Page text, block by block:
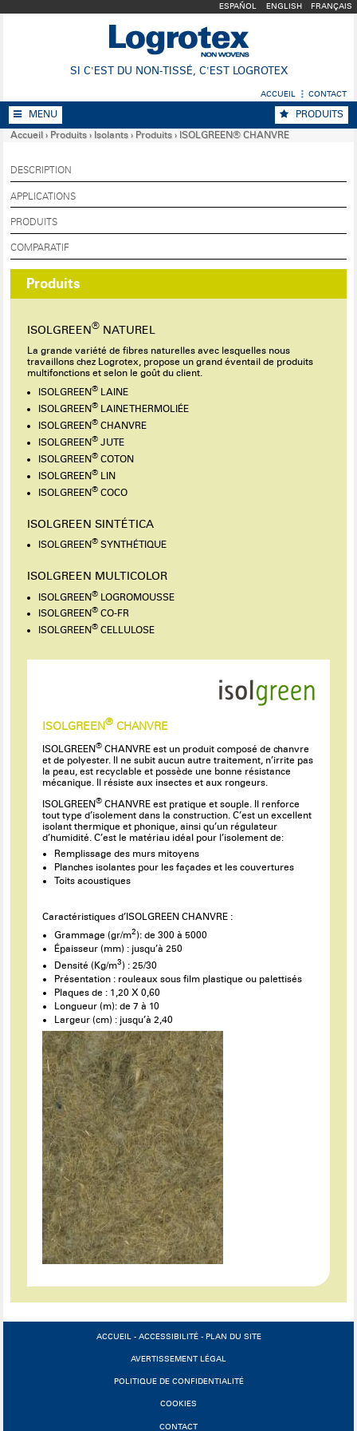
SI C'EST DU NON-TISSÉ, C'EST LOGROTEX
ESPAÑOL ENGLISH FRANÇAIS
ACCUEIL CONTACT
MENU
PRODUITS
Accueil › Produits › Isolants › Produits › ISOLGREEN® CHANVRE
DESCRIPTION
APPLICATIONS
PRODUITS
COMPARATIF
Produits
ISOLGREEN®NATUREL
La grande variété de fibres naturelles avec lesquelles nous
travaillons chez Logrotex, propose un grand éventail de produits
multifonctions et selon le goût du client.
ISOLGREEN®LAINE
ISOLGREEN®LAINE THERMOLIÉE
ISOLGREEN®CHANVRE
ISOLGREEN®JUTE
ISOLGREEN®COTON
ISOLGREEN®LIN
ISOLGREEN®COCO
ISOLGREEN SINTÉTICA
ISOLGREEN®SYNTHÉTIQUE
ISOLGREEN MULTICOLOR
ISOLGREEN®LOGROMOUSSE
ISOLGREEN®CO-FR
ISOLGREEN®CELLULOSE
ISOLGREEN®CHANVRE
ISOLGREEN®CHANVRE est un produit composé de chanvre
et de polyester. Il ne subit aucun autre traitement, n’irrite pas
la peau, est recyclable et possède une bonne résistance
mécanique. Il résiste aux insectes et aux rongeurs.
ISOLGREEN®CHANVRE est pratique et souple. Il renforce
tout type d’isolement dans la construction. C’est un excellent
isolant thermique et phonique, ainsi qu’un régulateur
d’humidité. C’est le matériau idéal pour l’isolement de:
Remplissage des murs mitoyens
Planches isolantes pour les façades et les couvertures
Toits acoustiques
Caractéristiques d’ISOLGREEN CHANVRE :
Grammage (gr/m2): de 300 à 5000
Épaisseur (mm) : jusqu’à 250
Densité (Kg/m3) : 25/30
Présentation : rouleaux sous film plastique ou palettisés
Plaques de : 1,20 X 0,60
Longueur (m): de 7 à 10
Largeur (cm) : jusqu’à 2,40
ACCUEIL- ACCESSIBILITÉ- PLAN DU SITE
AVERTISSEMENT LÉGAL
POLITIQUE DE CONFIDENTIALITÉ
COOKIES
CONTACT